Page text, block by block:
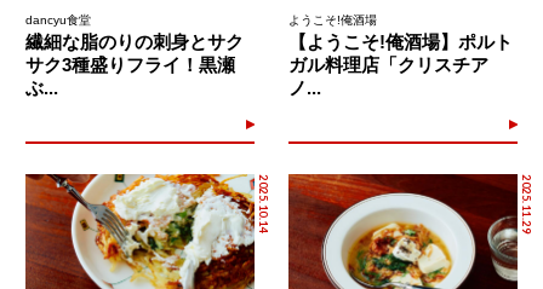
dancyu食堂
繊細な脂のりの刺身とサク
サク3種盛りフライ！黒瀬
ぶ...
ようこそ!俺酒場
【ようこそ!俺酒場】ポルト
ガル料理店「クリスチア
ノ...
2025.10.14 2025.11.29